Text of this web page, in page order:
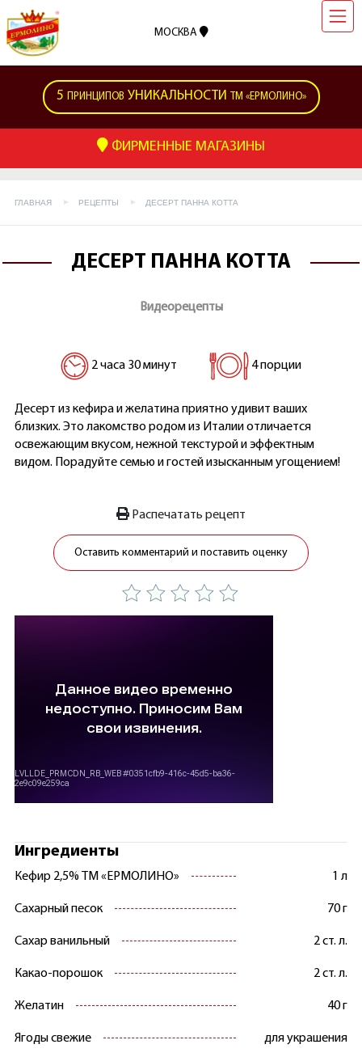
МОСКВА
5 ПРИНЦИПОВ УНИКАЛЬНОСТИ ТМ «ЕРМОЛИНО»
ФИРМЕННЫЕ МАГАЗИНЫ
ГЛАВНАЯ РЕЦЕПТЫ ДЕСЕРТ ПАННА КОТТА
ДЕСЕРТ ПАННА КОТТА
Видеорецепты
2 часа 30 минут 4 порции
Десерт из кефира и желатина приятно удивит ваших
близких. Это лакомство родом из Италии отличается
освежающим вкусом, нежной текстурой и эффектным
видом. Порадуйте семью и гостей изысканным угощением!
Распечатать рецепт
Оставить комментарий и поставить оценку
Ингредиенты
Кефир 2,5% ТМ «ЕРМОЛИНО» 1 л
Сахарный песок 70 г
Сахар ванильный 2 ст. л.
Какао-порошок 2 ст. л.
Желатин 40 г
Ягоды свежие для украшения